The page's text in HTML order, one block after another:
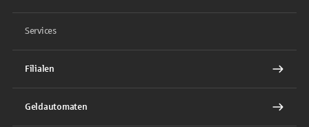
Services
Filialen
Geldautomaten